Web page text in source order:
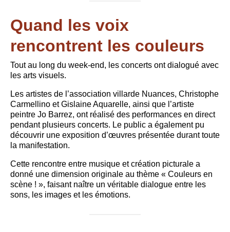
Quand les voix
rencontrent les couleurs
Tout au long du week-end, les concerts ont dialogué avec
les arts visuels.
Les artistes de l’association villarde Nuances, Christophe
Carmellino et Gislaine Aquarelle, ainsi que l’artiste
peintre Jo Barrez, ont réalisé des performances en direct
pendant plusieurs concerts. Le public a également pu
découvrir une exposition d’œuvres présentée durant toute
la manifestation.
Cette rencontre entre musique et création picturale a
donné une dimension originale au thème « Couleurs en
scène ! », faisant naître un véritable dialogue entre les
sons, les images et les émotions.